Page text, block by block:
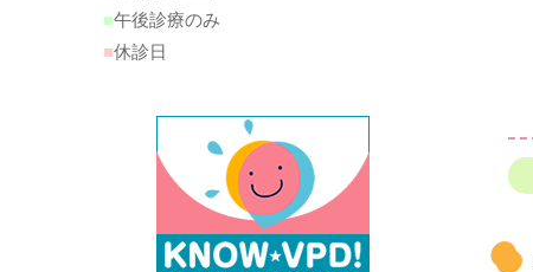
■午後診療のみ
■休診日